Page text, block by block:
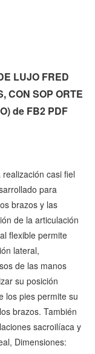
LUJO FRED
CON SOP ORTE
de FB2 PDF
casi fiel
para
brazos y las
de la articulación
flexible permite
lateral,
de las manos
su posición
los pies permite su
brazos. También
sacroilíaca y
Dimensiones: